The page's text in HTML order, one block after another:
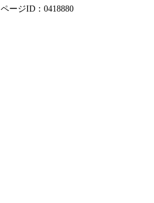
ページID：0418880